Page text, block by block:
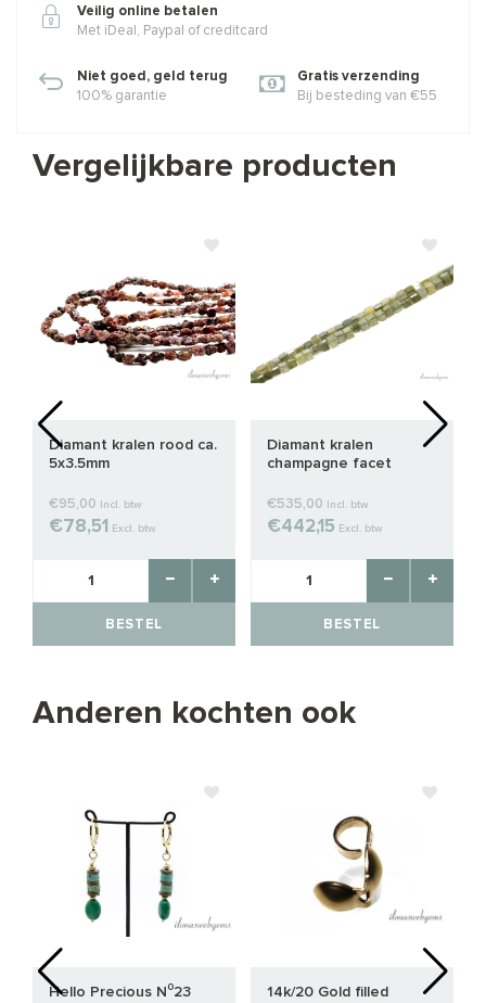
Veilig online betalen
Met iDeal, Paypal of creditcard
Niet goed, geld terug
100% garantie
Gratis verzending
Bij besteding van €55
Vergelijkbare producten
Diamant kralen rood ca.
5x3.5mm
€95,00 Incl. btw
€78,51 Excl. btw
BESTEL
Diamant kralen
champagne facet
€535,00 Incl. btw
€442,15 Excl. btw
BESTEL
Anderen kochten ook
Hello Precious N⁰23
14k/20 Gold filled